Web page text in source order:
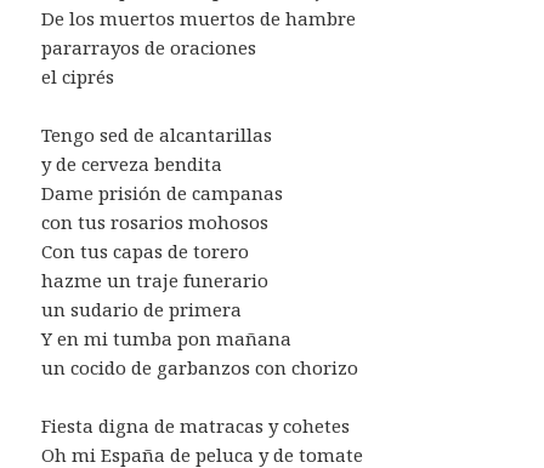
De los muertos muertos de hambre
pararrayos de oraciones
el ciprés
Tengo sed de alcantarillas
y de cerveza bendita
Dame prisión de campanas
con tus rosarios mohosos
Con tus capas de torero
hazme un traje funerario
un sudario de primera
Y en mi tumba pon mañana
un cocido de garbanzos con chorizo
Fiesta digna de matracas y cohetes
Oh mi España de peluca y de tomate